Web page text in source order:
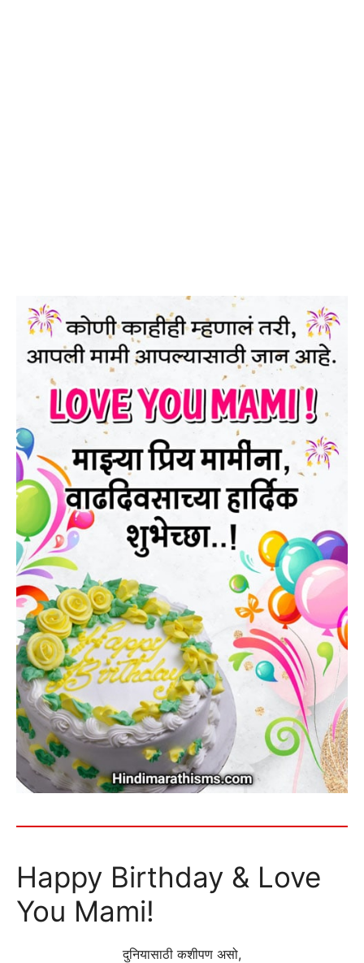
Happy Birthday & Love
You Mami!
दुनियासाठी कशीपण असो,